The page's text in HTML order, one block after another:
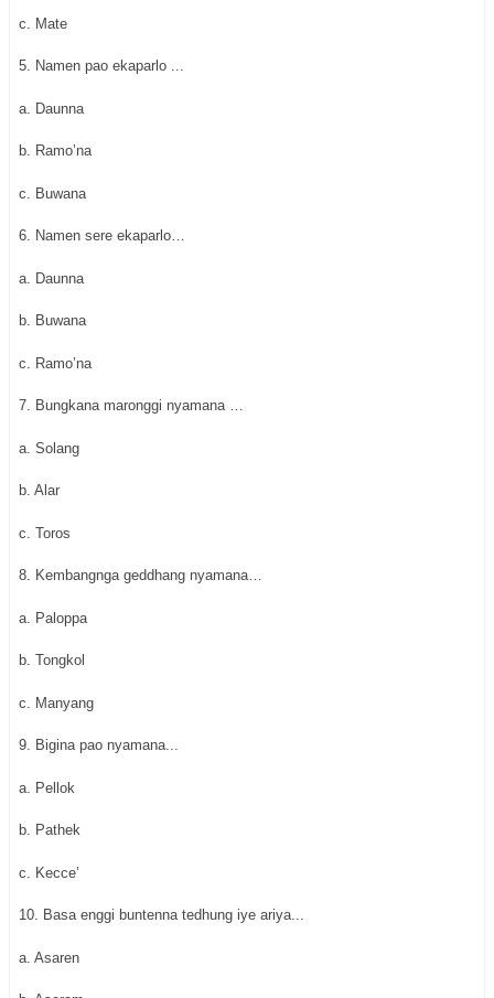
c. Mate
5. Namen pao ekaparlo ...
a. Daunna
b. Ramo’na
c. Buwana
6. Namen sere ekaparlo…
a. Daunna
b. Buwana
c. Ramo’na
7. Bungkana maronggi nyamana …
a. Solang
b. Alar
c. Toros
8. Kembangnga geddhang nyamana…
a. Paloppa
b. Tongkol
c. Manyang
9. Bigina pao nyamana...
a. Pellok
b. Pathek
c. Kecce’
10. Basa enggi buntenna tedhung iye ariya...
a. Asaren